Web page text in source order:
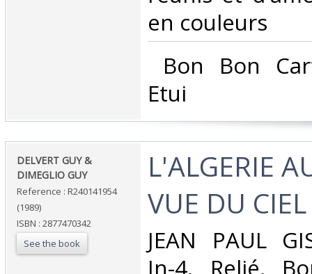
en couleurs‎
Bon Bon
Etui‎
‎DELVERT GUY &
DIMEGLIO GUY‎
Reference : R240141954
(1989)
ISBN : 2877470342
See the book
‎L'ALGERIE
VUE DU
‎JEAN PAUL
In-4. Relié.